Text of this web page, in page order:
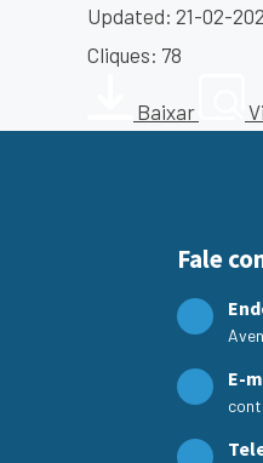
Updated: 21-02-
Cliques: 78
Baixar
Fale
E-